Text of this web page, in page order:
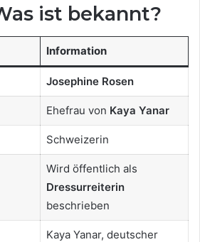
ist bekannt?
Information
Josephine Rosen
Ehefrau von Kaya Yanar
Schweizerin
Wird öffentlich als
Dressurreiterin
beschrieben
Kaya Yanar, deutscher